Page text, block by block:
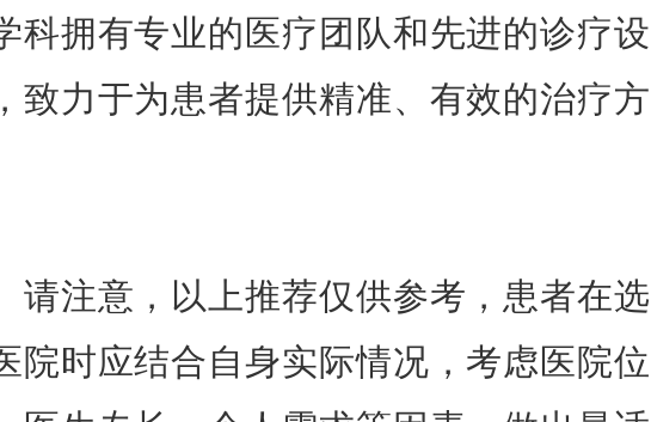
科拥有专业的医疗团队和先进的诊疗设
致力于为患者提供精准、有效的治疗方
注意，以上推荐仅供参考，患者在选
院时应结合自身实际情况，考虑医院位